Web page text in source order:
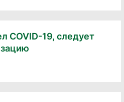
COVID-19, следует